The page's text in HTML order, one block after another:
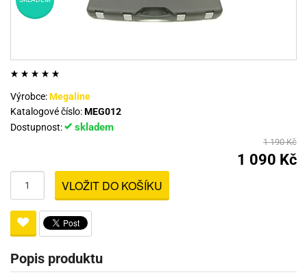
DETEKTORY KOVŮ
Výrobce:Megaline
Katalogové číslo:MEG012
Dostupnost:
skladem
1 190 Kč
1 090 Kč
VLOŽIT DO KOŠÍKU
Popis produktu